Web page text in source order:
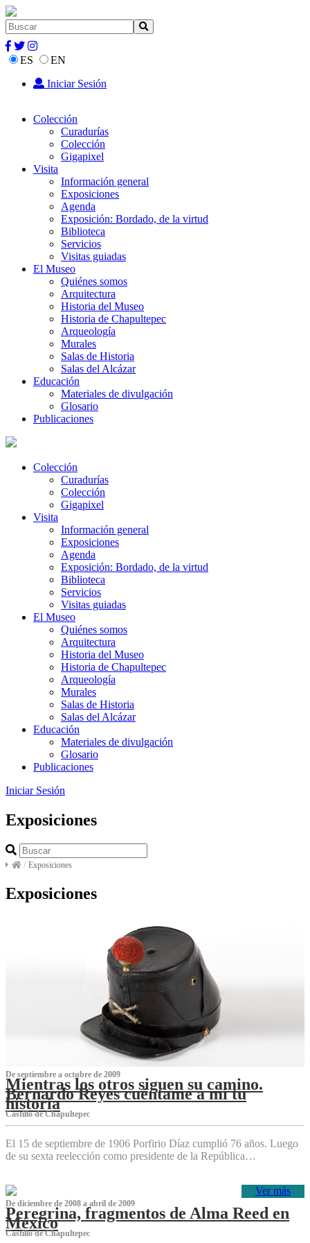
ES
EN
Iniciar Sesión
Colección
Curadurías
Colección
Gigapixel
Visita
Información general
Exposiciones
Agenda
Exposición: Bordado, de la virtud
Biblioteca
Servicios
Visitas guiadas
El Museo
Quiénes somos
Arquitectura
Historia del Museo
Historia de Chapultepec
Arqueología
Murales
Salas de Historia
Salas del Alcázar
Educación
Materiales de divulgación
Glosario
Publicaciones
Colección
Curadurías
Colección
Gigapixel
Visita
Información general
Exposiciones
Agenda
Exposición: Bordado, de la virtud
Biblioteca
Servicios
Visitas guiadas
El Museo
Quiénes somos
Arquitectura
Historia del Museo
Historia de Chapultepec
Arqueología
Murales
Salas de Historia
Salas del Alcázar
Educación
Materiales de divulgación
Glosario
Publicaciones
Iniciar Sesión
Exposiciones
/ Exposiciones
Exposiciones
De septiembre a octubre de 2009
Mientras los otros siguen su camino.
Bernardo Reyes cuéntame a mí tu
historia
Castillo de Chapultepec
El 15 de septiembre de 1906 Porfirio Díaz cumplió 76 años. Luego
de su sexta reelección como presidente de la República…
Ver más
De diciembre de 2008 a abril de 2009
Peregrina, fragmentos de Alma Reed en
México
Castillo de Chapultepec